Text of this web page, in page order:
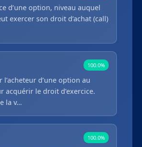
d’une option, niveau auquel
exercer son droit d’achat (call)
100.0%
l’acheteur d’une option au
acquérir le droit d’exercice.
la v…
100.0%